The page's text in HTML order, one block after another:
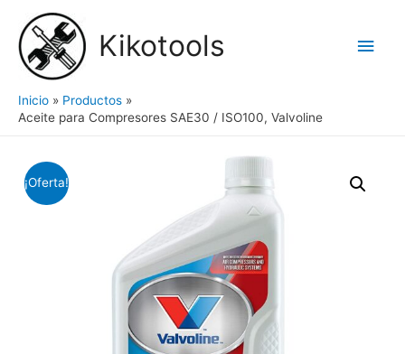
contenido
Kikotools
Inicio
Productos
Aceite para Compresores SAE30 / ISO100, Valvoline
¡Oferta!